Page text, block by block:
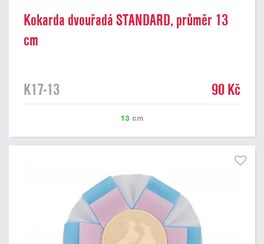
Kokarda dvouřadá STANDARD, průměr 13
cm
K17-13 90 Kč
13 cm